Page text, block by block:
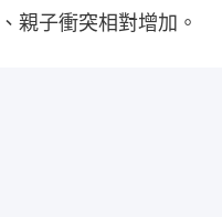
親子衝突相對增加。